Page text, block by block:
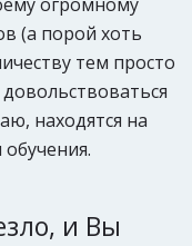
(а порой хоть
тем просто
находятся на
и Вы